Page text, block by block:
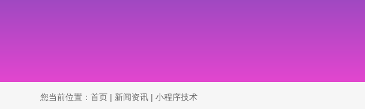
您当前位置：首页 | 新闻资讯 | 小程序技术